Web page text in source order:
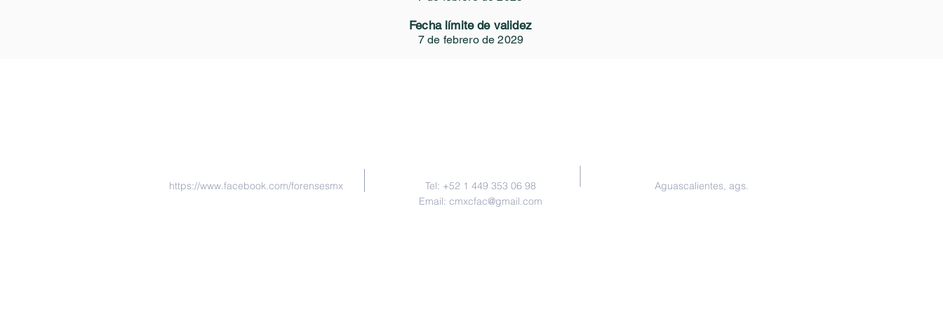
Fecha límite de validez
7 de febrero de 2029
https://www.facebook.com/forensesmx
Tel: +52 1 449 353 06 98
Email: cmxcfac@gmail.com
Aguascalientes, ags.